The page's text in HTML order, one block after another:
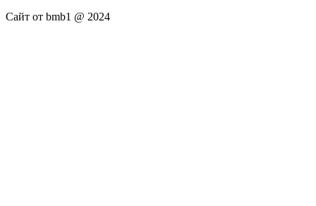
Сайт от bmb1 @ 2024